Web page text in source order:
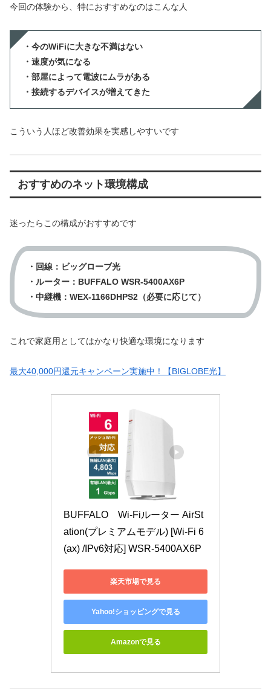
今回の体験から、特におすすめなのはこんな人
・今のWiFiに大きな不満はない
・速度が気になる
・部屋によって電波にムラがある
・接続するデバイスが増えてきた
こういう人ほど改善効果を実感しやすいです
おすすめのネット環境構成
迷ったらこの構成がおすすめです
・回線：ビッグローブ光
・ルーター：BUFFALO WSR-5400AX6P
・中継機：WEX-1166DHPS2（必要に応じて）
これで家庭用としてはかなり快適な環境になります
最大40,000円還元キャンペーン実施中！【BIGLOBE光】
BUFFALO　Wi-Fiルーター AirSt
ation(プレミアムモデル) [Wi-Fi 6
(ax) /IPv6対応] WSR-5400AX6P
楽天市場で見る
Yahoo!ショッピングで見る
Amazonで見る